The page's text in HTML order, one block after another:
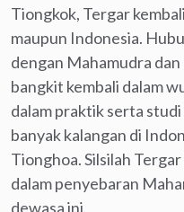
Tiongkok, Tergar
maupun Indonesia.
dengan Mahamudra
bangkit kembali dalam
dalam praktik serta
banyak kalangan di
Tionghoa. Silsilah
dalam penyebaran
dewasa ini.